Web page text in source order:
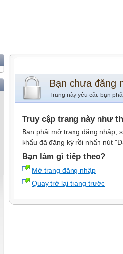
Bạn chưa đăng
Trang này yêu cầu bạn
Truy cập trang này như
Bạn phải mở trang đăng nhập,
khẩu đã đăng ký rồi nhấn nút
Bạn làm gì tiếp theo?
Mở trang đăng nhập
Quay trở lại trang trước